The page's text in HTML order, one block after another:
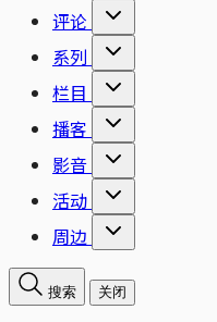
评论
系列
栏目
播客
影音
活动
周边
搜索 关闭